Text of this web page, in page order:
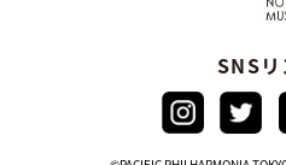
SNSリ